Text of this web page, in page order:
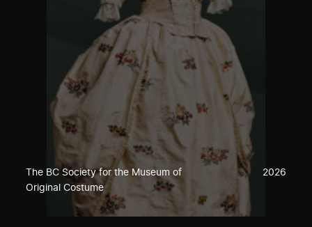
The BC Society for the Museum of
Original Costume
2026